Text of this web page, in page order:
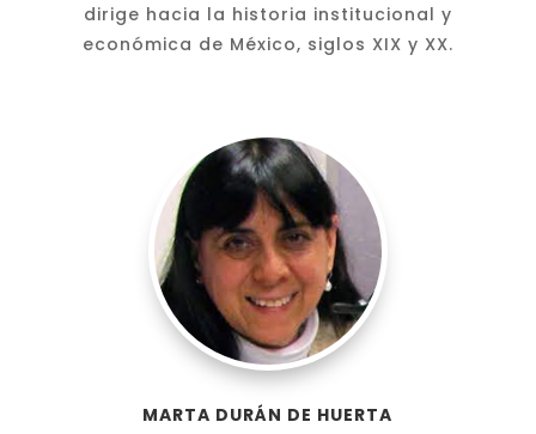
dirige hacia la historia institucional y
económica de México, siglos XIX y XX.
MARTA DURÁN DE HUERTA